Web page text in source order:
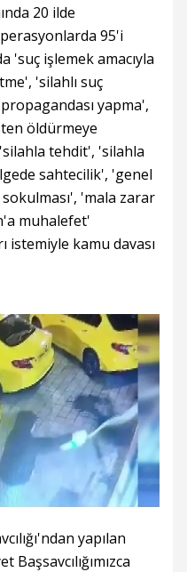
20 ilde
95'i
'suç işlemek amacıyla
'silahlı suç
yapma',
öldürmeye
tehdit', 'silahla
sahtecilik', 'genel
'mala zarar
muhalefet'
istemiyle kamu davası
yapılan
Başsavcılığımızca